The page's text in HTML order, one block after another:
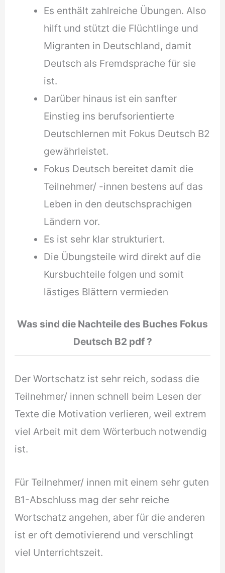
Es enthält zahlreiche Übungen. Also
hilft und stützt die Flüchtlinge und
Migranten in Deutschland, damit
Deutsch als Fremdsprache für sie
ist.
Darüber hinaus ist ein sanfter
Einstieg ins berufsorientierte
Deutschlernen mit Fokus Deutsch B2
gewährleistet.
Fokus Deutsch bereitet damit die
Teilnehmer/ -innen bestens auf das
Leben in den deutschsprachigen
Ländern vor.
Es ist sehr klar strukturiert.
Die Übungsteile wird direkt auf die
Kursbuchteile folgen und somit
lästiges Blättern vermieden
Was sind die Nachteile des Buches Fokus
Deutsch B2 pdf ?
Der Wortschatz ist sehr reich, sodass die
Teilnehmer/ innen schnell beim Lesen der
Texte die Motivation verlieren, weil extrem
viel Arbeit mit dem Wörterbuch notwendig
ist.
Für Teilnehmer/ innen mit einem sehr guten
B1-Abschluss mag der sehr reiche
Wortschatz angehen, aber für die anderen
ist er oft demotivierend und verschlingt
viel Unterrichtszeit.